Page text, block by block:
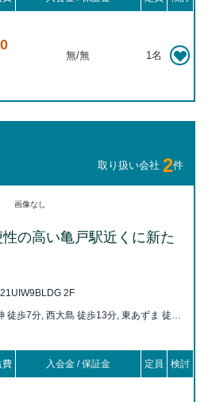
無/無 1名
取り扱い会社 2件
画像なし
の高い亀戸駅近くに新た
2F
徒歩7分, 西大島 徒歩13分, 東あずま 徒歩
押上 徒歩20分
費 入会金 / 保証金 定員 検討